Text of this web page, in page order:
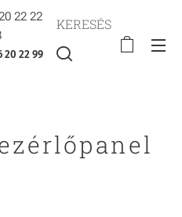
22 22
20 22 99
KERESÉS